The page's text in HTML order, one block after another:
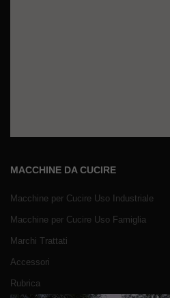
MACCHINE DA CUCIRE
Macchine per Cucire Uso Industriale
Macchine per Cucire Uso Famiglia
Marchi Trattati
Accessori
Rubrica